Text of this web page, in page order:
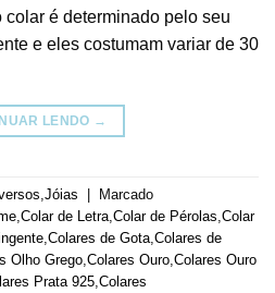
é determinado pelo seu
e eles costumam variar de 30
LENDO →
Jóias
Marcado
Colar de Letra Colar de Pérolas Colar
Colares de Gota Colares de
Olho Grego Colares Ouro Colares Ouro
Prata 925 Colares